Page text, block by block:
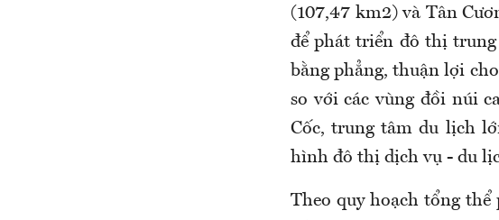
(107,47 km2) và Tân
để phát triển đô thị
bằng phẳng, thuận lợi
so với các vùng đồi núi
Cốc, trung tâm du lịch
hình đô thị dịch vụ - du
Theo quy hoạch tổng